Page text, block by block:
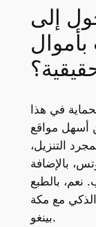
إلى
في هذا
أسهل مواقع
التنزيل،
بالإضافة
نعم، بالطبع
مع مكة
بينغو.